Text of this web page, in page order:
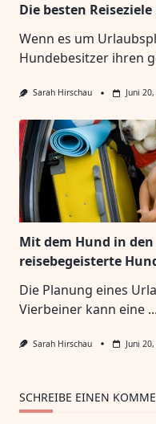
Die besten
Wenn es um
Hundebesitzer ihren
Sarah Hirschau Juni
Mit dem Hund in
reisebegeisterte
Die Planung eines
Vierbeiner kann eine ...
Sarah Hirschau Juni
SCHREIBE EINEN